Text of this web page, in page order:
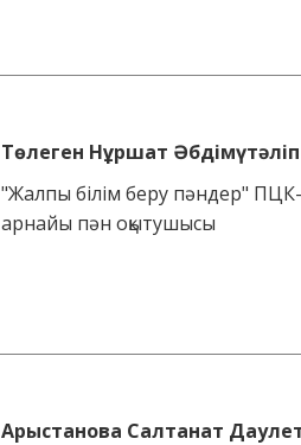
Төлеген Нұршат
"Жалпы білім беру пәндер"
арнайы пән оқытушысы
Арыстанова Салтанат